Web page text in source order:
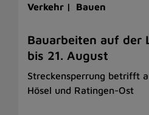
Verkehr | Bauen
Bauarbeiten auf der
bis 21. August
Streckensperrung betrifft
Hösel und Ratingen-Ost